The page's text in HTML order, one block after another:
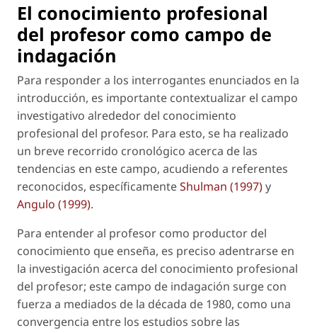
El conocimiento profesional
del profesor como campo de
indagación
Para responder a los interrogantes enunciados en la
introducción, es importante contextualizar el campo
investigativo alrededor del conocimiento
profesional del profesor. Para esto, se ha realizado
un breve recorrido cronológico acerca de las
tendencias en este campo, acudiendo a referentes
reconocidos, específicamenteShulman (1997)y
Angulo (1999).
Para entender al profesor como productor del
conocimiento que enseña, es preciso adentrarse en
la investigación acerca del conocimiento profesional
del profesor; este campo de indagación surge con
fuerza a mediados de la década de 1980, como una
convergencia entre los estudios sobre las